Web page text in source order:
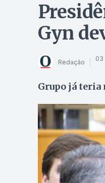
Gyn
Redação 03
Grupo já teria